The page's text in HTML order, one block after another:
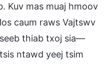
Kuv mas muaj hmoov
caum raws Vajtswv
thiab txoj sia—
ntawd yeej tsim